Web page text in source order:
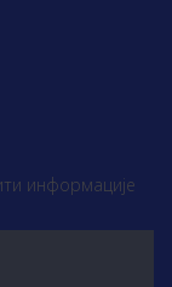
информације